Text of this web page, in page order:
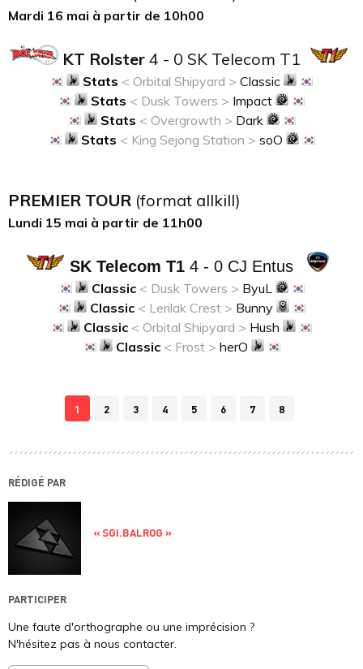
Mardi 16 mai à partir de 10h00
KT Rolster 4 - 0 SK Telecom T1
Stats < Orbital Shipyard > Classic
Stats < Dusk Towers > Impact
Stats < Overgrowth > Dark
Stats < King Sejong Station > soO
PREMIER TOUR (format allkill)
Lundi 15 mai à partir de 11h00
SK Telecom T1 4 - 0 CJ Entus
Classic < Dusk Towers > ByuL
Classic < Lerilak Crest > Bunny
Classic < Orbital Shipyard > Hush
Classic < Frost > herO
1 2 3 4 5 6 7 8
RÉDIGÉ PAR
« SGI.BALROG »
PARTICIPER
Une faute d'orthographe ou une imprécision ?
N'hésitez pas à nous contacter.